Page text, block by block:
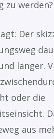
zu werden?
Der
länger.
oder die
aus